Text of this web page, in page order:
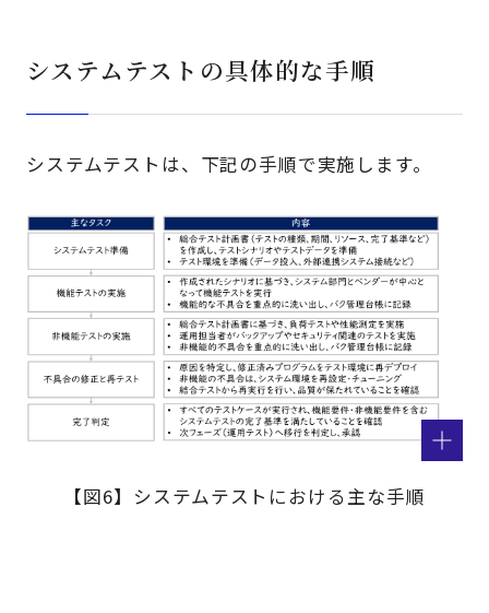
システムテストの具体的な手順
システムテストは、下記の手順で実施します。
【図6】システムテストにおける主な手順